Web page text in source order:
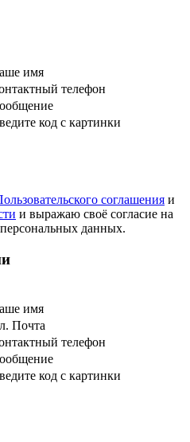
имя
телефон
код с картинки
соглашения и
и выражаю своё согласие на
данных.
имя
Почта
телефон
код с картинки